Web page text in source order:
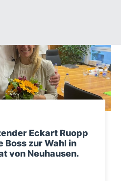
Eckart Ruopp
zur Wahl in
von Neuhausen.